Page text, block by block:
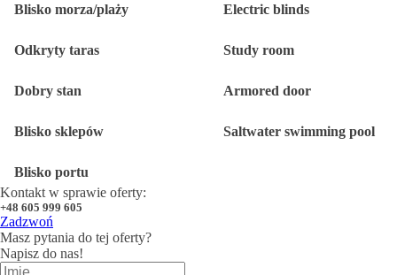
Blisko morza/plaży
Odkryty taras
Dobry stan
Blisko sklepów
Blisko portu
Electric blinds
Study room
Armored door
Saltwater swimming pool
Kontakt w sprawie oferty:
+48 605 999 605
Zadzwoń
Masz pytania do tej oferty?
Napisz do nas!